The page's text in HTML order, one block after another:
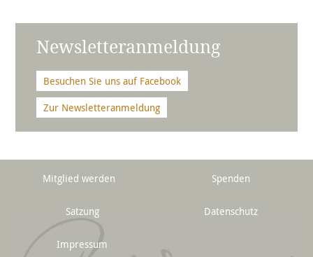
Newsletteranmeldung
Besuchen Sie uns auf Facebook
Zur Newsletteranmeldung
Mitglied werden Spenden
Satzung Datenschutz
Impressum